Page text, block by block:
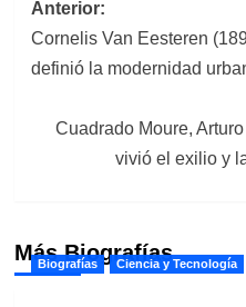
Navegación
de
Anterior:
Cornelis Van Eesteren
definió la modernidad
Cuadrado Moure,
vivió el exilio y
Más Biografías
Biografías Ciencia y Tecnología